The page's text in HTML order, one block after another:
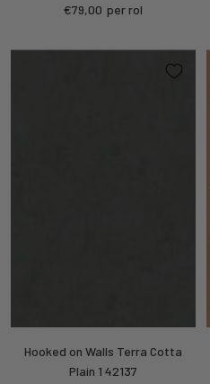
Kortings
€79,00 per rol
Hooked on Walls Terra Cotta
Plain 1 42137